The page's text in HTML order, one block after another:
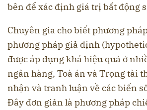
bên để xác định giá trị bất động
Chuyên gia cho biết phương
phương pháp giả định
được áp dụng khá hiệu quả ở
ngân hàng, Toà án và Trọng tài
nhận và tranh luận về các biến
Đây đơn giản là phương pháp